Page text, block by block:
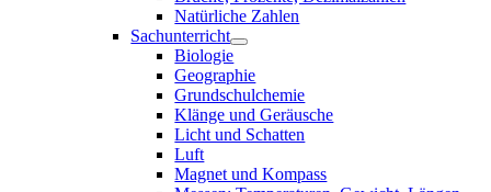
Natürliche Zahlen
Sachunterricht
Biologie
Geographie
Grundschulchemie
Klänge und Geräusche
Licht und Schatten
Luft
Magnet und Kompass